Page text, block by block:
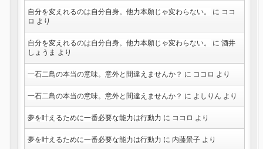
自分を変えれるのは自分自身。他力本願じゃ変わらない。 に ココ
ロ より
自分を変えれるのは自分自身。他力本願じゃ変わらない。 に 酒井
しょうま より
一石二鳥の本当の意味。意外と間違えませんか？ に ココロ より
一石二鳥の本当の意味。意外と間違えませんか？ に よしりん より
夢を叶えるために一番必要な能力は行動力 に ココロ より
夢を叶えるために一番必要な能力は行動力 に 内藤景子より